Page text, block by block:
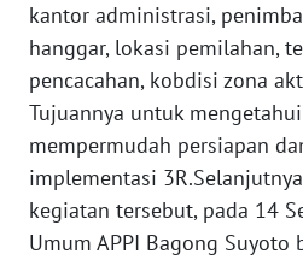
kantor administrasi,
hanggar, lokasi pemilahan,
pencacahan, kobdisi zona
Tujuannya untuk
mempermudah persiapan
implementasi
kegiatan tersebut, pada 14
Umum APPI Bagong Suyoto
PEDOMAN
MEDIA
SIBER
REDAKSI
KARIR